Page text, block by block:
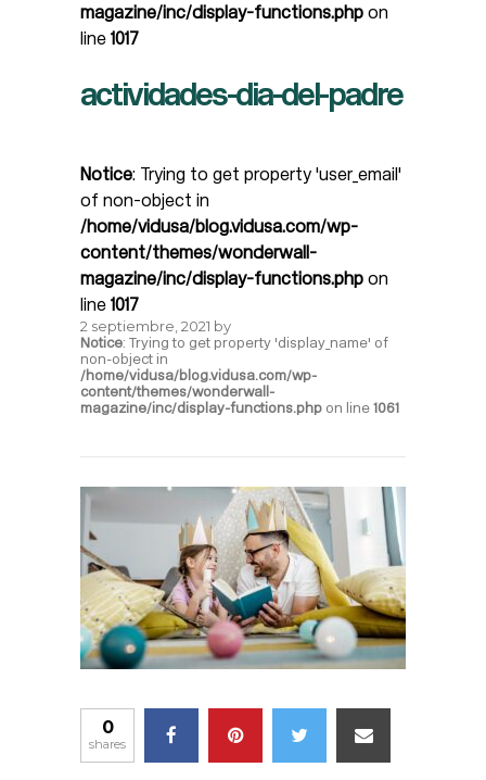
magazine/inc/display-functions.php on
line 1017
actividades-dia-del-padre
Notice: Trying to get property 'user_email'
of non-object in
/home/vidusa/blog.vidusa.com/wp-
content/themes/wonderwall-
magazine/inc/display-functions.php on
line 1017
2 septiembre, 2021 by
Notice: Trying to get property 'display_name' of
non-object in
/home/vidusa/blog.vidusa.com/wp-
content/themes/wonderwall-
magazine/inc/display-functions.php on line 1061
0
shares